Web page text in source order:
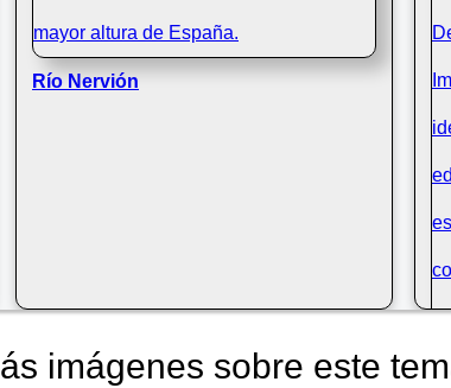
Río Nervión
imágenes sobre este